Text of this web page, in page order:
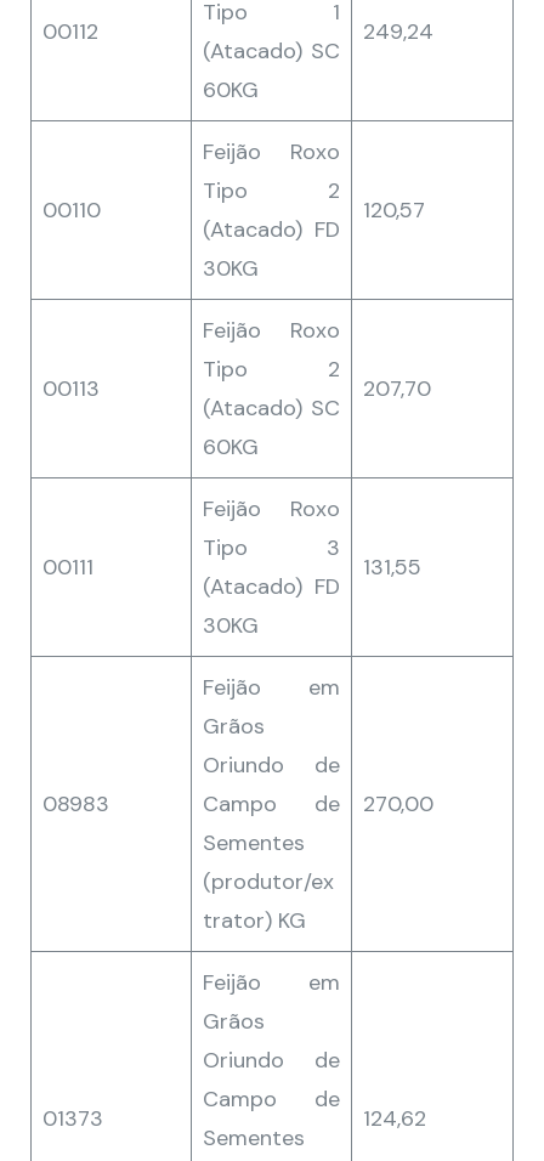
00112
Tipo 1
(Atacado) SC
60KG
249,24
00110
Feijão Roxo
Tipo 2
(Atacado) FD
30KG
120,57
00113
Feijão Roxo
Tipo 2
(Atacado) SC
60KG
207,70
00111
Feijão Roxo
Tipo 3
(Atacado) FD
30KG
131,55
08983
Feijão em
Grãos
Oriundo de
Campo de
Sementes
(produtor/ex
trator) KG
270,00
01373
Feijão em
Grãos
Oriundo de
Campo de
Sementes
124,62